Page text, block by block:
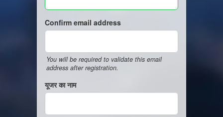
Confirm email address
You will be required to validate this email
address after registration.
यूजर का नाम